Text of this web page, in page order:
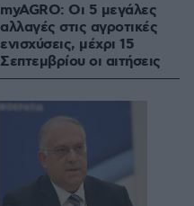
myAGRO: Οι 5 μεγάλες
αλλαγές στις αγροτικές
ενισχύσεις, μέχρι 15
Σεπτεμβρίου οι αιτήσεις